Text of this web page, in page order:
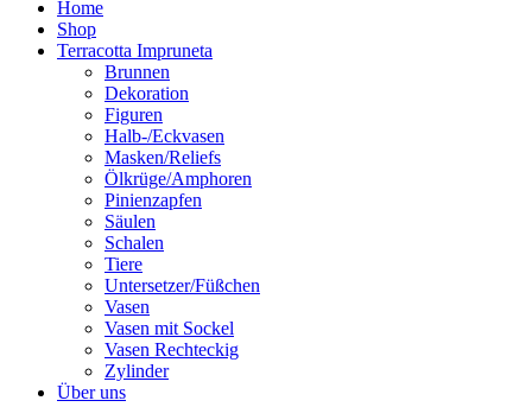
Home
Shop
Terracotta Impruneta
Brunnen
Dekoration
Figuren
Halb-/Eckvasen
Masken/Reliefs
Ölkrüge/Amphoren
Pinienzapfen
Säulen
Schalen
Tiere
Untersetzer/Füßchen
Vasen
Vasen mit Sockel
Vasen Rechteckig
Zylinder
Über uns